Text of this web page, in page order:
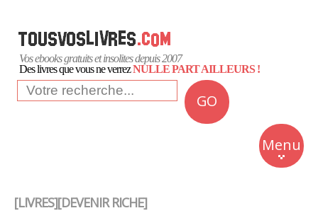
Vos ebooks gratuits et insolites depuis 2007
Des livres que vous ne verrezNULLE PART AILLEURS !
GO
Menu
Insolite
Business
[LIVRES][DEVENIR RICHE]